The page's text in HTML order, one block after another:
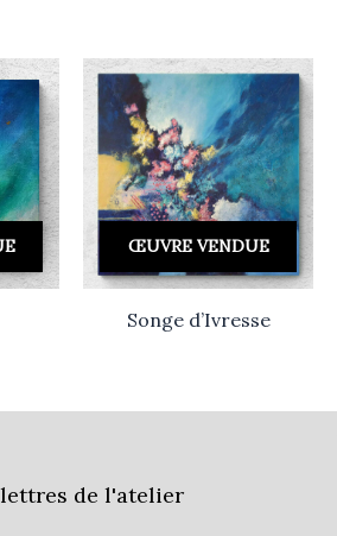
ŒUVRE VENDUE
Songe d’Ivresse
de l'atelier